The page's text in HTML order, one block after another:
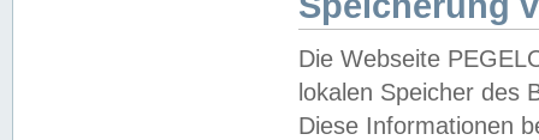
Die Webseite
lokalen Speicher des
Diese Informationen